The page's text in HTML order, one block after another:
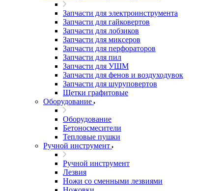
Запчасти для электроинструмента
Запчасти для гайковертов
Запчасти для лобзиков
Запчасти для миксеров
Запчасти для перфораторов
Запчасти для пил
Запчасти для УШМ
Запчасти для фенов и воздуходувок
Запчасти для шуруповертов
Щетки графитовые
Оборудование
Оборудование
Бетоносмесители
Тепловые пушки
Ручной инструмент
Ручной инструмент
Лезвия
Ножи со сменными лезвиями